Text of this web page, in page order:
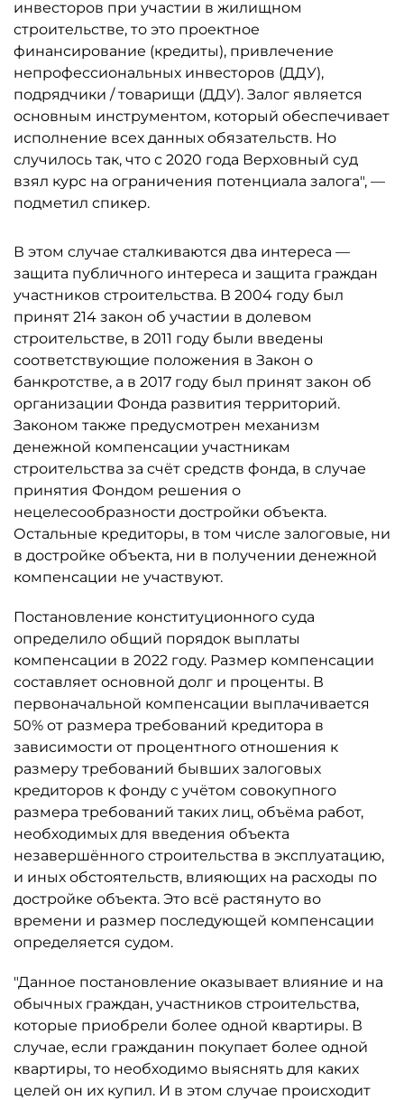
инвесторов при участии в жилищном
строительстве, то это проектное
финансирование (кредиты), привлечение
непрофессиональных инвесторов (ДДУ),
подрядчики / товарищи (ДДУ). Залог является
основным инструментом, который обеспечивает
исполнение всех данных обязательств. Но
случилось так, что с 2020 года Верховный суд
взял курс на ограничения потенциала залога", —
подметил спикер.
В этом случае сталкиваются два интереса —
защита публичного интереса и защита граждан
участников строительства. В 2004 году был
принят 214 закон об участии в долевом
строительстве, в 2011 году были введены
соответствующие положения в Закон о
банкротстве, а в 2017 году был принят закон об
организации Фонда развития территорий.
Законом также предусмотрен механизм
денежной компенсации участникам
строительства за счёт средств фонда, в случае
принятия Фондом решения о
нецелесообразности достройки объекта.
Остальные кредиторы, в том числе залоговые, ни
в достройке объекта, ни в получении денежной
компенсации не участвуют.
Постановление конституционного суда
определило общий порядок выплаты
компенсации в 2022 году. Размер компенсации
составляет основной долг и проценты. В
первоначальной компенсации выплачивается
50% от размера требований кредитора в
зависимости от процентного отношения к
размеру требований бывших залоговых
кредиторов к фонду с учётом совокупного
размера требований таких лиц, объёма работ,
необходимых для введения объекта
незавершённого строительства в эксплуатацию,
и иных обстоятельств, влияющих на расходы по
достройке объекта. Это всё растянуто во
времени и размер последующей компенсации
определяется судом.
"Данное постановление оказывает влияние и на
обычных граждан, участников строительства,
которые приобрели более одной квартиры. В
случае, если гражданин покупает более одной
квартиры, то необходимо выяснять для каких
целей он их купил. И в этом случае происходит